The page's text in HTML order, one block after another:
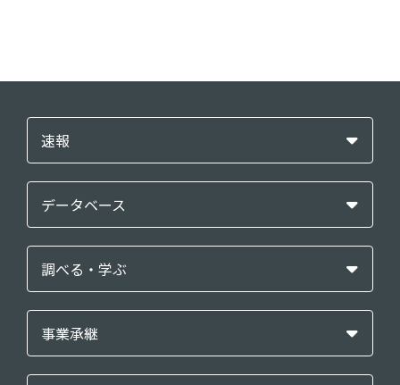
速報
データベース
調べる・学ぶ
事業承継